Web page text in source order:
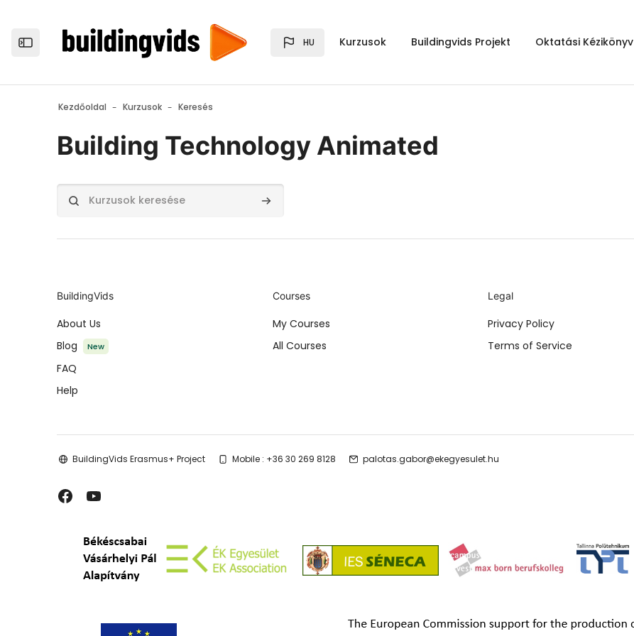
Open the sidebar HU Kurzusok Buildingvids Projekt Oktatási Kézikönyv
Kezdőoldal Kurzusok Keresés
Building Technology Animated
Kurzusok keresése Kurzusok keresése
BuildingVids
About Us
Blog
New
FAQ
Help
Courses
My Courses
All Courses
Legal
Privacy Policy
Terms of Service
BuildingVids Erasmus+ Project Mobile : +36 30 269 8128 palotas.gabor@ekegyesulet.hu